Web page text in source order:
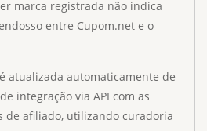
marca registrada não indica
entre Cupom.net e o
atualizada automaticamente de
integração via API com as
de afiliado, utilizando curadoria